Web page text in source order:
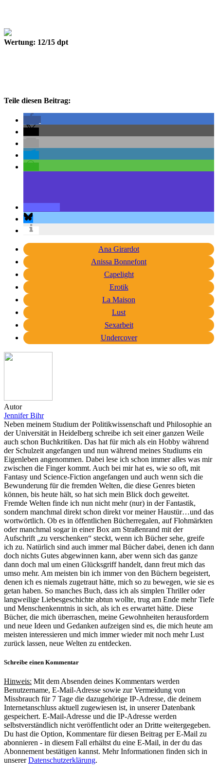
Wertung: 12/15 dpt
Teile diesen Beitrag:
Ana Girardot
Anissa Bonnefont
Capelight
Erotik
La Maison
Lust
Sexarbeit
Undercover
Autor
Jennifer Bihr
Neben meinem Studium der Politikwissenschaft und Philosophie an
der Universität in Heidelberg schreibe ich seit einer ganzen Weile
auch schon Buchkritiken. Das hat für mich als ein Hobby während
der Schulzeit angefangen und nun während meines Studiums ein
Eigenleben angenommen. Dabei lese ich schon immer alles was mir
zwischen die Finger kommt. Auch bei mir hat es, wie so oft, mit
Fantasy und Science-Fiction angefangen und auch wenn sich die
Bewunderung für die fremden Welten, die diese Genres bieten
können, bis heute hält, so hat sich mein Blick doch geweitet.
Fremde Welten finde ich nun nicht mehr (nur) in der Fantastik,
sondern manchmal direkt schon direkt vor meiner Haustür…und das
wortwörtlich. Ob es in öffentlichen Bücherregalen, auf Flohmärkten
oder manchmal sogar in einer Box am Straßenrand mit der
Aufschrift „zu verschenken“ steckt, wenn ich Bücher sehe, greife
ich zu. Natürlich sind auch immer mal Bücher dabei, denen ich dann
doch nichts Gutes abgewinnen kann, aber wenn sich das ganze
dann doch mal um einen Glücksgriff handelt, dann freut mich das
umso mehr. Am meisten bin ich immer von den Büchern begeistert,
denen ich es niemals zugetraut hätte, mich so zu bewegen, wie sie es
getan haben. So manches Buch, dass ich als simplen Thriller oder
langweilige Liebesgeschichte abtun wollte, trug am Ende mehr Tiefe
und Menschenkenntnis in sich, als ich es erwartet hätte. Diese
Bücher, die mich überraschen, meine Gewohnheiten herausfordern
und neue Ideen und Gedanken aufzeigen sind es, die mich heute am
meisten interessieren und mich immer wieder mit noch mehr Lust
zurück lassen, neue Welten zu entdecken.
Schreibe einen Kommentar
Hinweis: Mit dem Absenden deines Kommentars werden
Benutzername, E-Mail-Adresse sowie zur Vermeidung von
Missbrauch für 7 Tage die dazugehörige IP-Adresse, die deinem
Internetanschluss aktuell zugewiesen ist, in unserer Datenbank
gespeichert. E-Mail-Adresse und die IP-Adresse werden
selbstverständlich nicht veröffentlicht oder an Dritte weitergegeben.
Du hast die Option, Kommentare für diesen Beitrag per E-Mail zu
abonnieren - in diesem Fall erhältst du eine E-Mail, in der du das
Abonnement bestätigen kannst. Mehr Informationen finden sich in
unsererDatenschutzerklärung.